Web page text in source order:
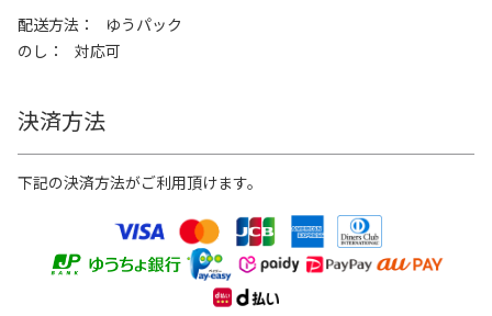
配送方法
ゆうパック
のし
対応可
決済方法
下記の決済方法がご利用頂けます。